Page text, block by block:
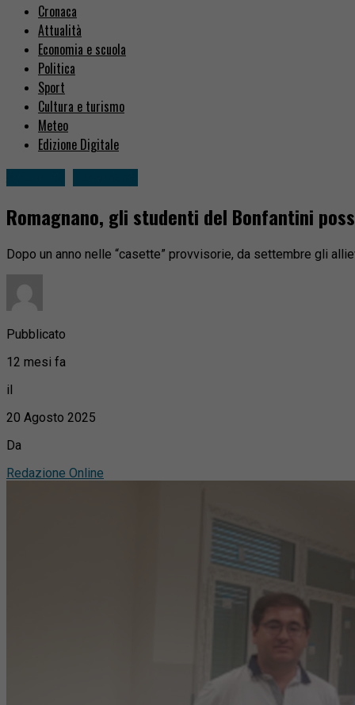
Cronaca
Attualità
Economia e scuola
Politica
Sport
Cultura e turismo
Meteo
Edizione Digitale
Romagnano, gli studenti del Bonfantini
Dopo un anno nelle “casette” provvisorie, da settembre gli
Pubblicato
12 mesi fa
il
20 Agosto 2025
Da
Redazione Online